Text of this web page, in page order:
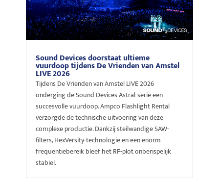
Sound Devices doorstaat ultieme
vuurdoop tijdens De Vrienden van Amstel
LIVE 2026
Tijdens De Vrienden van Amstel LIVE 2026
onderging de Sound Devices Astral-serie een
succesvolle vuurdoop. Ampco Flashlight Rental
verzorgde de technische uitvoering van deze
complexe productie. Dankzij steilwandige SAW-
filters, HexVersity-technologie en een enorm
frequentiebereik bleef het RF-plot onberispelijk
stabiel.